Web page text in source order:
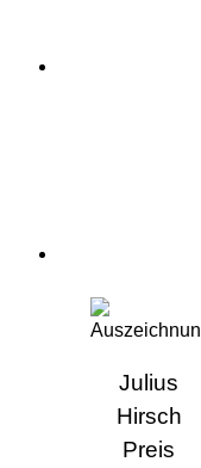
Julius
Hirsch
Preis